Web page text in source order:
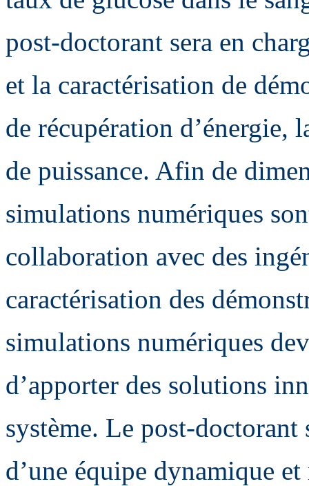
post-doctorant sera en
et la caractérisation de
de récupération d’énergie,
de puissance. Afin de
simulations numériques
collaboration avec des
caractérisation des
simulations numériques
d’apporter des solutions
système. Le post-doctorant
d’une équipe dynamique